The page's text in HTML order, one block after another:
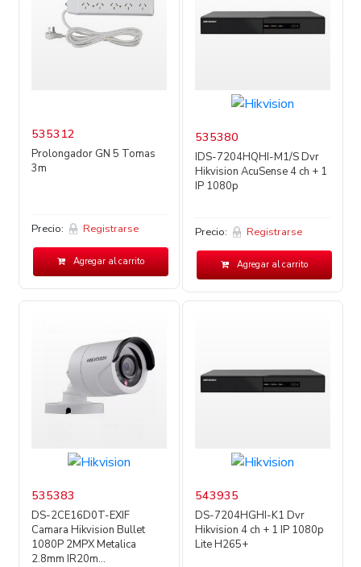
535312
Prolongador GN 5 Tomas
3m
Precio: Registrarse
Agregar al carrito
535380
IDS-7204HQHI-M1/S Dvr
Hikvision AcuSense 4 ch + 1
IP 1080p
Precio: Registrarse
Agregar al carrito
535383
DS-2CE16D0T-EXIF
Camara Hikvision Bullet
1080P 2MPX Metalica
2.8mm IR20m...
543935
DS-7204HGHI-K1 Dvr
Hikvision 4 ch + 1 IP 1080p
Lite H265+